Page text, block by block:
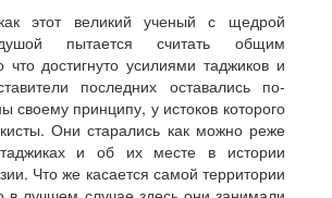
этот великий ученый с щедрой
пытается считать общим
что достигнуто усилиями таджиков и
последних оставались по-
своему принципу, у истоков которого
Они старались как можно реже
и об их месте в истории
Что же касается самой территории